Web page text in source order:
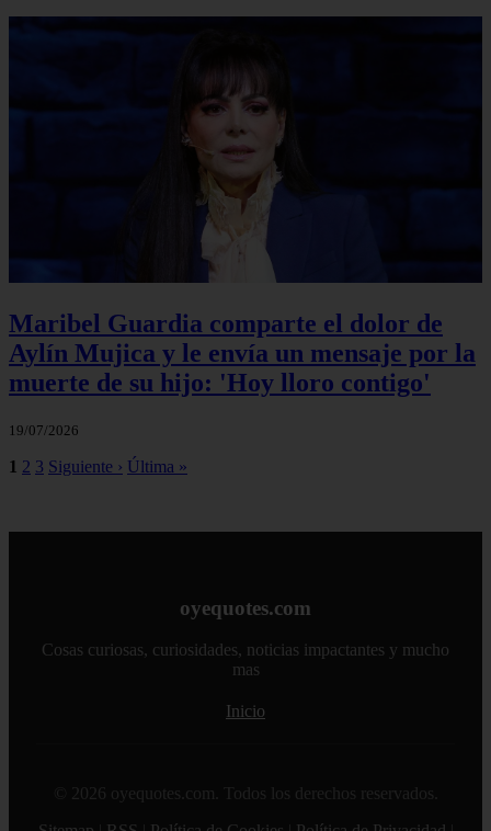
Maribel Guardia comparte el dolor de
Aylín Mujica y le envía un mensaje por la
muerte de su hijo: 'Hoy lloro contigo'
19/07/2026
1 2 3 Siguiente › Última »
oyequotes.com
Cosas curiosas, curiosidades, noticias impactantes y mucho
mas
Inicio
© 2026 oyequotes.com. Todos los derechos reservados.